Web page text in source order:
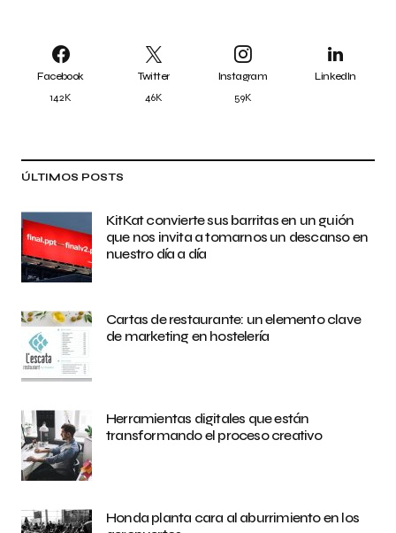
Facebook
142K
Twitter
46K
Instagram
59K
LinkedIn
ÚLTIMOS POSTS
KitKat convierte sus barritas en un guión
que nos invita a tomarnos un descanso en
nuestro día a día
Cartas de restaurante: un elemento clave
de marketing en hostelería
Herramientas digitales que están
transformando el proceso creativo
Honda planta cara al aburrimiento en los